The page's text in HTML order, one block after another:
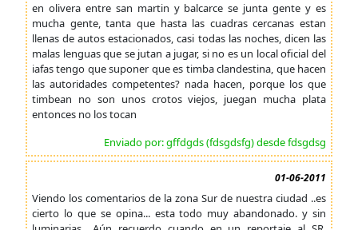
en olivera entre san martin y balcarce se junta gente y es
mucha gente, tanta que hasta las cuadras cercanas estan
llenas de autos estacionados, casi todas las noches, dicen las
malas lenguas que se jutan a jugar, si no es un local oficial del
iafas tengo que suponer que es timba clandestina, que hacen
las autoridades competentes? nada hacen, porque los que
timbean no son unos crotos viejos, juegan mucha plata
entonces no los tocan
Enviado por: gffdgds (fdsgdsfg) desde fdsgdsg
01-06-2011
Viendo los comentarios de la zona Sur de nuestra ciudad ..es
cierto lo que se opina... esta todo muy abandonado. y sin